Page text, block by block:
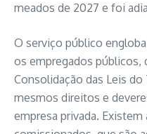
meados de 2027 e foi
O serviço público
os empregados públicos,
Consolidação das Leis
mesmos direitos e
empresa privada. Existem